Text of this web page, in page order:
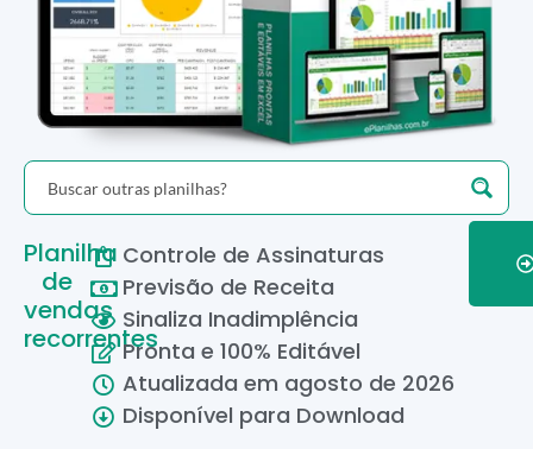
Planilha
de
vendas
recorrentes
Controle de Assinaturas
Previsão de Receita
Sinaliza Inadimplência
Pronta e 100% Editável
Atualizada em agosto de 2026
Disponível para Download